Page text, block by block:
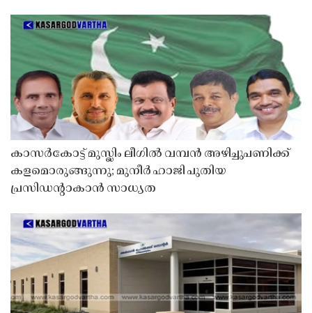
കാസർകോട്ട് മുസ്ലിം ലീഗിൽ വമ്പൻ അഴിച്ചുപണിക്ക്
കളമൊരുങ്ങുന്നു; മുനീർ ഹാജി പുതിയ
പ്രസിഡൻ്റാകാൻ സാധ്യത